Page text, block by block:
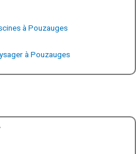
à Pouzauges
à Pouzauges